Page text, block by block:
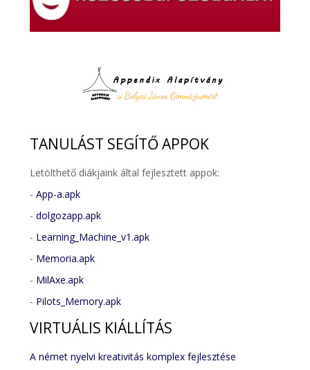
TANULÁST SEGÍTŐ APPOK
Letölthető diákjaink által fejlesztett appok:
-App-a.apk
-dolgozapp.apk
- Learning_Machine_v1.apk
- Memoria.apk
- MilAxe.apk
- Pilots_Memory.apk
VIRTUÁLIS KIÁLLÍTÁS
A német nyelvi kreativitás komplex fejlesztése